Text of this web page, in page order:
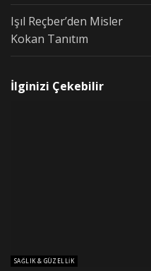
Işıl Reçber’den Misler
Kokan Tanıtım
İlginizi Çekebilir
SAĞLIK & GÜZELLIK